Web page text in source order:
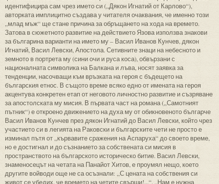
идентифицира сам чрез името си („Дякон Игнатий от Карлово“),
авторката имплицитно създава у читателя очаквания, че именно този
„млад мъж“ ще стане причина за обръщането на хода на времето.
Затова в сюжетното развитие на действието Язова използва знакови
за българина варианти на името му – Васил Иванов Кунчев, дякон
Игнатий, Васил Левски, Апостола. Сетивните знаци на небесното и
земното в портрета му (сини очи и руса коса), обвързани с
националната символика на Балкана и лъва, носят заявка за
тенденции, насочващи към връзката на героя с бъдещето на
българския етнос. В същото време всяко едно от имената на героя
акцентува конкретен етап от неговото личностно развитие и съзряване
за апостолската му мисия. В първата част на романа („Самотният
пътник“) е откроено движението на духа му от обикновеното българче
Васил Иванов Кунчев през дякон Игнатий до Васил Левски, който чрез
участието си в легията на Раковски и българските чети не просто е
изминал пътя от „кървавите сражения на Аспаруха“ до своето време,
но е достигнал и до съзнанието за собствената си мисия в
пространството на българското историческо битие. Васил Левски,
знаменосецът на четата на Панайот Хитов, е проумял нещо, което
другите войводи още не са осъзнали: „С цената на собствения си
живот се убедих, че времето на четите свърши!...“, „Нам е нужна